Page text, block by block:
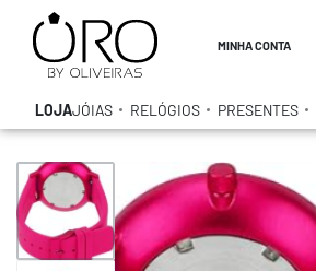
MINHA CONTA
LOJAJÓIAS RELÓGIOS PRESENTES